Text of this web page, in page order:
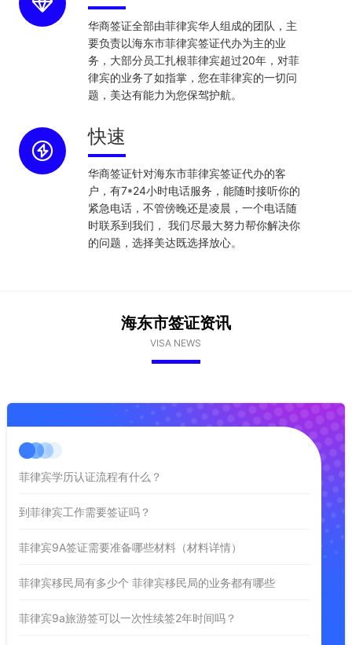
华商签证全部由菲律宾华人组成的团队，主
要负责以海东市菲律宾签证代办为主的业
务，大部分员工扎根菲律宾超过20年，对菲
律宾的业务了如指掌，您在菲律宾的一切问
题，美达有能力为您保驾护航。
快速
华商签证针对海东市菲律宾签证代办的客
户，有7*24小时电话服务，能随时接听你的
紧急电话，不管傍晚还是凌晨，一个电话随
时联系到我们， 我们尽最大努力帮你解决你
的问题，选择美达既选择放心。
海东市签证资讯
VISA NEWS
菲律宾学历认证流程有什么？
到菲律宾工作需要签证吗？
菲律宾9A签证需要准备哪些材料（材料详情）
菲律宾移民局有多少个 菲律宾移民局的业务都有哪些
菲律宾9a旅游签可以一次性续签2年时间吗？